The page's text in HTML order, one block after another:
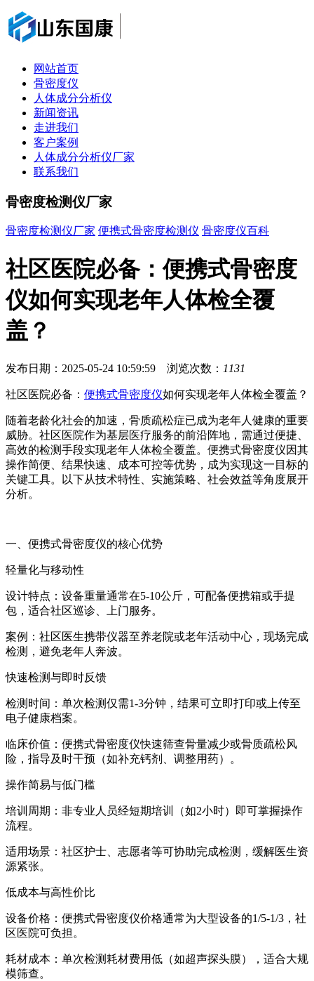
网站首页
骨密度仪
人体成分分析仪
新闻资讯
走进我们
客户案例
人体成分分析仪厂家
联系我们
骨密度检测仪厂家
骨密度检测仪厂家 便携式骨密度检测仪 骨密度仪百科
社区医院必备：便携式骨密度
仪如何实现老年人体检全覆
盖？
发布日期：2025-05-24 10:59:59 浏览次数： 1131
社区医院必备： 便携式骨密度仪如何实现老年人体检全覆盖？
随着老龄化社会的加速，骨质疏松症已成为老年人健康的重要
威胁。社区医院作为基层医疗服务的前沿阵地，需通过便捷、
高效的检测手段实现老年人体检全覆盖。便携式骨密度仪因其
操作简便、结果快速、成本可控等优势，成为实现这一目标的
关键工具。以下从技术特性、实施策略、社会效益等角度展开
分析。
一、便携式骨密度仪的核心优势
轻量化与移动性
设计特点：设备重量通常在5-10公斤，可配备便携箱或手提
包，适合社区巡诊、上门服务。
案例：社区医生携带仪器至养老院或老年活动中心，现场完成
检测，避免老年人奔波。
快速检测与即时反馈
检测时间：单次检测仅需1-3分钟，结果可立即打印或上传至
电子健康档案。
临床价值： 便携式骨密度仪快速筛查骨量减少或骨质疏松风
险，指导及时干预（如补充钙剂、调整用药）。
操作简易与低门槛
培训周期：非专业人员经短期培训（如2小时）即可掌握操作
流程。
适用场景：社区护士、志愿者等可协助完成检测，缓解医生资
源紧张。
低成本与高性价比
设备价格：便携式骨密度仪价格通常为大型设备的1/5-1/3，社
区医院可负担。
耗材成本：单次检测耗材费用低（如超声探头膜），适合大规
模筛查。